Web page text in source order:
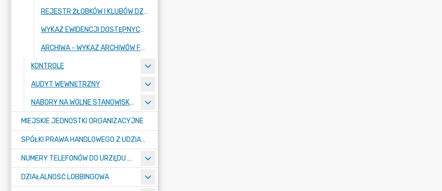
REJESTR ŻŁOBKÓW I KLUBÓW DZIECIĘCYCH (STRONA SYSTEMU REJESTR ŻŁOBKÓW)
WYKAZ EWIDENCJI DOSTĘPNYCH W URZĘDZIE MIASTA RADZIONKÓW
ARCHIWA - WYKAZ ARCHIWÓW FUNKCJONUJĄCYCH W URZĘDZIE MIASTA RADZIONKÓW (ARCHIWUM BIP)
KONTROLE
AUDYT WEWNĘTRZNY
NABORY NA WOLNE STANOWISKA PRACY
MIEJSKIE JEDNOSTKI ORGANIZACYJNE
SPÓŁKI PRAWA HANDLOWEGO Z UDZIAŁEM GMINY
NUMERY TELEFONÓW DO URZĘDU MIASTA, MIEJSKICH JEDNOSTEK ORGANIZACYJNYCH ORAZ SPÓŁEK PRAWA HANDLOWEGO Z UDZIAŁEM GMINY
DZIAŁALNOŚĆ LOBBINGOWA